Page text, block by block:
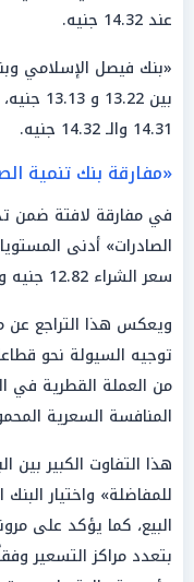
عند 14.32 جنيه.
«بنك فيصل الإسلامي
بين
14.31 والـ 14.32 جنيه.
«مفارقة بنك تنمية
في مفارقة لافتة ضمن
الصادرات» أدنى
سعر الشراء 12.82 جنيه وسعر البيع 13.76 جنيه.
ويعكس هذا التراجع
توجيه السيولة نحو
من العملة القطرية في
المنافسة السعرية
هذا التفاوت الكبير بين
للمفاضلة» واختيار
البيع، كما يؤكد على
بتعدد مراكز التسعير